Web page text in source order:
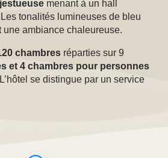
menant à un hall
tonalités lumineuses de bleu
une ambiance chaleureuse.
chambres réparties sur 9
et 4 chambres pour personnes
se distingue par un service